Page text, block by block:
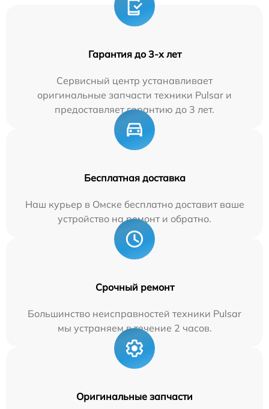
Гарантия до 3-х лет
Сервисный центр устанавливает
оригинальные запчасти техники Pulsar и
предоставляет гарантию до 3 лет.
Бесплатная доставка
Наш курьер в Омске бесплатно доставит ваше
устройство на ремонт и обратно.
Срочный ремонт
Большинство неисправностей техники Pulsar
мы устраняем в течение 2 часов.
Оригинальные запчасти